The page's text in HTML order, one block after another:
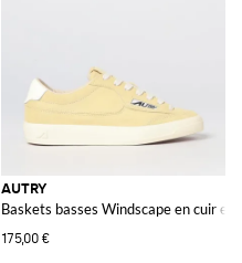
AUTRY
Baskets basses Windscape en cuir et
175,00 €